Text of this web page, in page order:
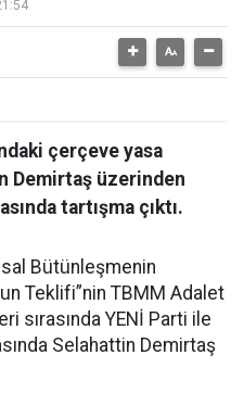
çerçeve yasa
Demirtaş üzerinden
tartışma çıktı.
Bütünleşmenin
Teklifi”nin TBMM Adalet
sırasında YENİ Parti ile
Selahattin Demirtaş